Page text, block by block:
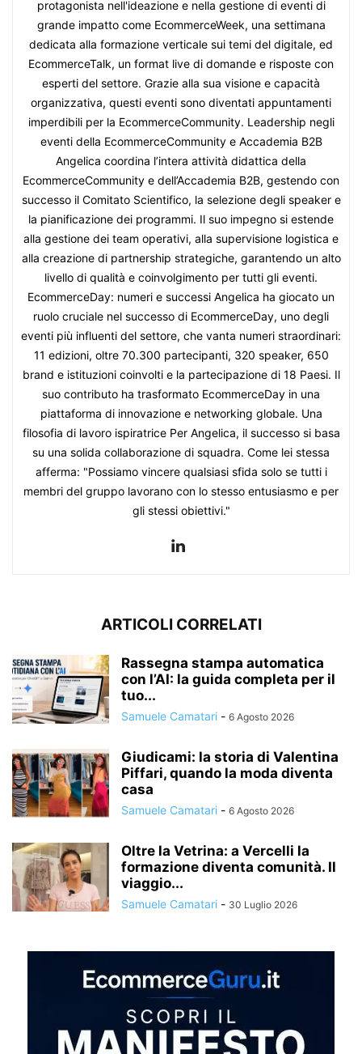
protagonista nell'ideazione e nella gestione di eventi di
grande impatto come EcommerceWeek, una settimana
dedicata alla formazione verticale sui temi del digitale, ed
EcommerceTalk, un format live di domande e risposte con
esperti del settore. Grazie alla sua visione e capacità
organizzativa, questi eventi sono diventati appuntamenti
imperdibili per la EcommerceCommunity. Leadership negli
eventi della EcommerceCommunity e Accademia B2B
Angelica coordina l’intera attività didattica della
EcommerceCommunity e dell’Accademia B2B, gestendo con
successo il Comitato Scientifico, la selezione degli speaker e
la pianificazione dei programmi. Il suo impegno si estende
alla gestione dei team operativi, alla supervisione logistica e
alla creazione di partnership strategiche, garantendo un alto
livello di qualità e coinvolgimento per tutti gli eventi.
EcommerceDay: numeri e successi Angelica ha giocato un
ruolo cruciale nel successo di EcommerceDay, uno degli
eventi più influenti del settore, che vanta numeri straordinari:
11 edizioni, oltre 70.300 partecipanti, 320 speaker, 650
brand e istituzioni coinvolti e la partecipazione di 18 Paesi. Il
suo contributo ha trasformato EcommerceDay in una
piattaforma di innovazione e networking globale. Una
filosofia di lavoro ispiratrice Per Angelica, il successo si basa
su una solida collaborazione di squadra. Come lei stessa
afferma: "Possiamo vincere qualsiasi sfida solo se tutti i
membri del gruppo lavorano con lo stesso entusiasmo e per
gli stessi obiettivi."
ARTICOLI CORRELATI
Rassegna stampa automatica
con l’AI: la guida completa per il
tuo...
Samuele Camatari - 6 Agosto 2026
Giudicami: la storia di Valentina
Piffari, quando la moda diventa
casa
Samuele Camatari - 6 Agosto 2026
Oltre la Vetrina: a Vercelli la
formazione diventa comunità. Il
viaggio...
Samuele Camatari - 30 Luglio 2026